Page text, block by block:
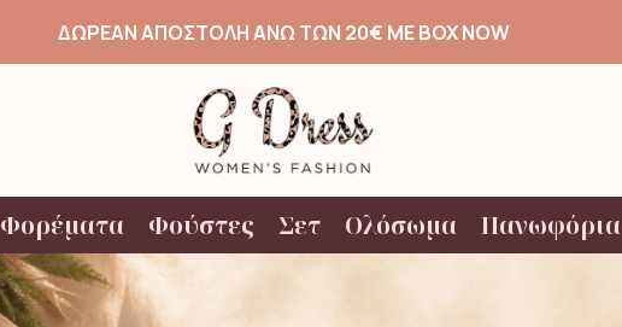
ΔΩΡΕΑΝ ΑΠΟΣΤΟΛΗ ΑΝΩ ΤΩΝ 20€ ΜΕ BOX NOW
Φορέματα Φούστες Σετ Ολόσωμα Πανωφόρια